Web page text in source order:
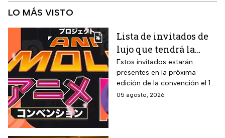
LO MÁS VISTO
Lista de invitados de
lujo que tendrá la
Animole 2026
Estos invitados estarán
presentes en la próxima
edición de la convención el 12
y 13 de septiembre
05 agosto, 2026